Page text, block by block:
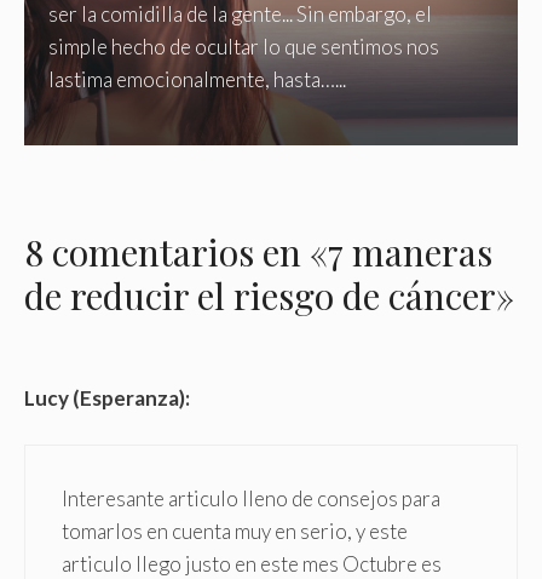
ser la comidilla de la gente... Sin embargo, el
simple hecho de ocultar lo que sentimos nos
lastima emocionalmente, hasta…...
8 comentarios en «7 maneras
de reducir el riesgo de cáncer»
Lucy (Esperanza):
Interesante articulo lleno de consejos para
tomarlos en cuenta muy en serio, y este
articulo llego justo en este mes Octubre es